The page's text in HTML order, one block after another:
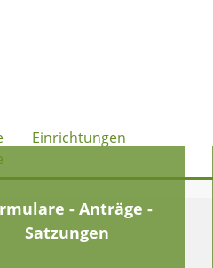
Einrichtungen
- Anträge -
Satzungen